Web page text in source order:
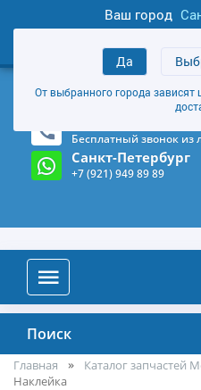
Ваш город
Да
От выбранного города
товаров
+7 (921) 949 89 89
Магазин и склад в
Бесплатный звонок из
Санкт-Петербург
+7 (921) 949 89 89
Поиск
Главная
Каталог запчастей
Наклейка